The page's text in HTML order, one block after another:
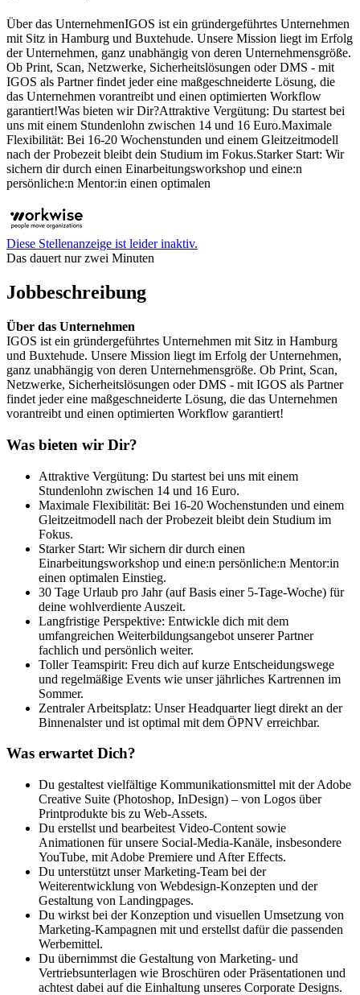
Über das UnternehmenIGOS ist ein gründergeführtes Unternehmen
mit Sitz in Hamburg und Buxtehude. Unsere Mission liegt im Erfolg
der Unternehmen, ganz unabhängig von deren Unternehmensgröße.
Ob Print, Scan, Netzwerke, Sicherheitslösungen oder DMS - mit
IGOS als Partner findet jeder eine maßgeschneiderte Lösung, die
das Unternehmen vorantreibt und einen optimierten Workflow
garantiert!Was bieten wir Dir?Attraktive Vergütung: Du startest bei
uns mit einem Stundenlohn zwischen 14 und 16 Euro.Maximale
Flexibilität: Bei 16-20 Wochenstunden und einem Gleitzeitmodell
nach der Probezeit bleibt dein Studium im Fokus.Starker Start: Wir
sichern dir durch einen Einarbeitungsworkshop und eine:n
persönliche:n Mentor:in einen optimalen
Diese Stellenanzeige ist leider inaktiv.
Das dauert nur zwei Minuten
Jobbeschreibung
Über das Unternehmen
IGOS ist ein gründergeführtes Unternehmen mit Sitz in Hamburg
und Buxtehude. Unsere Mission liegt im Erfolg der Unternehmen,
ganz unabhängig von deren Unternehmensgröße. Ob Print, Scan,
Netzwerke, Sicherheitslösungen oder DMS - mit IGOS als Partner
findet jeder eine maßgeschneiderte Lösung, die das Unternehmen
vorantreibt und einen optimierten Workflow garantiert!
Was bieten wir Dir?
Attraktive Vergütung: Du startest bei uns mit einem
Stundenlohn zwischen 14 und 16 Euro.
Maximale Flexibilität: Bei 16-20 Wochenstunden und einem
Gleitzeitmodell nach der Probezeit bleibt dein Studium im
Fokus.
Starker Start: Wir sichern dir durch einen
Einarbeitungsworkshop und eine:n persönliche:n Mentor:in
einen optimalen Einstieg.
30 Tage Urlaub pro Jahr (auf Basis einer 5-Tage-Woche) für
deine wohlverdiente Auszeit.
Langfristige Perspektive: Entwickle dich mit dem
umfangreichen Weiterbildungsangebot unserer Partner
fachlich und persönlich weiter.
Toller Teamspirit: Freu dich auf kurze Entscheidungswege
und regelmäßige Events wie unser jährliches Kartrennen im
Sommer.
Zentraler Arbeitsplatz: Unser Headquarter liegt direkt an der
Binnenalster und ist optimal mit dem ÖPNV erreichbar.
Was erwartet Dich?
Du gestaltest vielfältige Kommunikationsmittel mit der Adobe
Creative Suite (Photoshop, InDesign) – von Logos über
Printprodukte bis zu Web-Assets.
Du erstellst und bearbeitest Video-Content sowie
Animationen für unsere Social-Media-Kanäle, insbesondere
YouTube, mit Adobe Premiere und After Effects.
Du unterstützt unser Marketing-Team bei der
Weiterentwicklung von Webdesign-Konzepten und der
Gestaltung von Landingpages.
Du wirkst bei der Konzeption und visuellen Umsetzung von
Marketing-Kampagnen mit und erstellst dafür die passenden
Werbemittel.
Du übernimmst die Gestaltung von Marketing- und
Vertriebsunterlagen wie Broschüren oder Präsentationen und
achtest dabei auf die Einhaltung unseres Corporate Designs.